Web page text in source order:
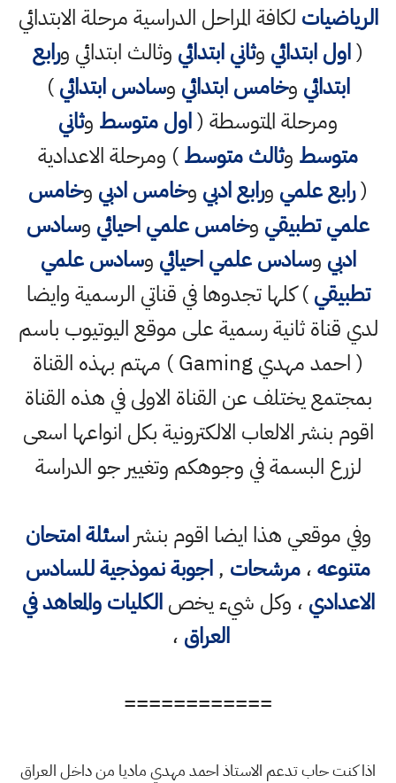
الرياضيات لكافة المراحل الدراسية مرحلة الابتدائي
(اول ابتدائي وثاني ابتدائي وثالث ابتدائي ورابع
ابتدائي وخامس ابتدائي وسادس ابتدائي)
ومرحلة المتوسطة (اول متوسط وثاني
متوسط وثالث متوسط) ومرحلة الاعدادية
(رابع علمي ورابع ادبي وخامس ادبي وخامس
علمي تطبيقي وخامس علمي احيائي وسادس
ادبي وسادس علمي احيائي وسادس علمي
تطبيقي) كلها تجدوها في قناتي الرسمية وايضا
لدي قناة ثانية رسمية على موقع اليوتيوب باسم
( احمد مهدي Gaming ) مهتم بهذه القناة
بمجتمع يختلف عن القناة الاولى في هذه القناة
اقوم بنشر الالعاب الالكترونية بكل انواعها اسعى
لزرع البسمة في وجوهكم وتغيير جو الدراسة
وفي موقعي هذا ايضا اقوم بنشراسئلة امتحان
متنوعه،مرشحات ,اجوبة نموذجية للسادس
الاعدادي ، وكل شيء يخصالكليات والمعاهد في
العراق ،
============
اذا كنت حاب تدعم الاستاذ احمد مهدي ماديا من داخل العراق